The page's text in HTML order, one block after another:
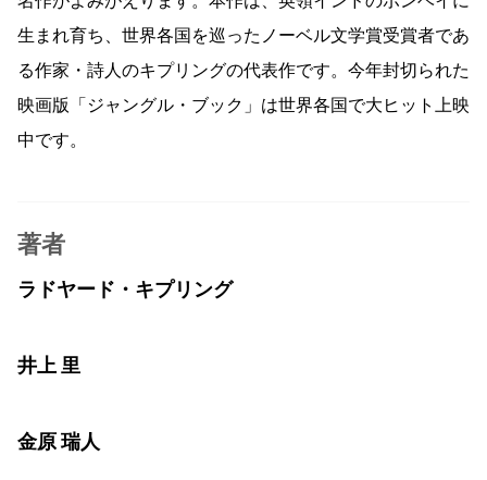
生まれ育ち、世界各国を巡ったノーベル文学賞受賞者であ
る作家・詩人のキプリングの代表作です。今年封切られた
映画版「ジャングル・ブック」は世界各国で大ヒット上映
中です。
著者
ラドヤード・キプリング
井上 里
金原 瑞人